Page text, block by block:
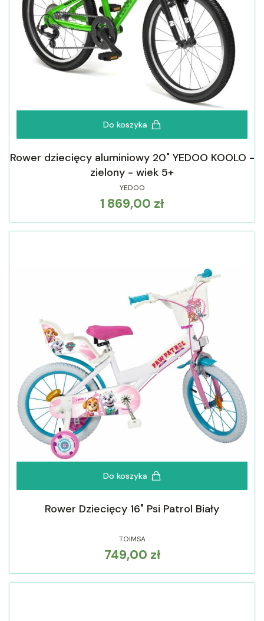
Do koszyka
Rower dziecięcy aluminiowy 20" YEDOO KOOLO -
zielony - wiek 5+
YEDOO
Cena
1 869,00 zł
Do koszyka
Rower Dziecięcy 16" Psi Patrol Biały
TOIMSA
Cena
749,00 zł